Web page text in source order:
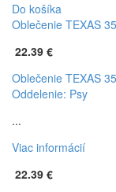
Do košíka
Oblečenie TEXAS
22.39 €
Oblečenie TEXAS
Oddelenie: Psy
...
Viac informácií
22.39 €